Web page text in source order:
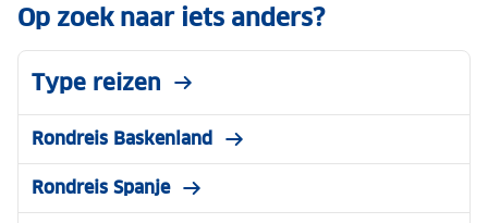
Op zoek naar iets anders?
Type reizen
Rondreis Baskenland
Rondreis Spanje